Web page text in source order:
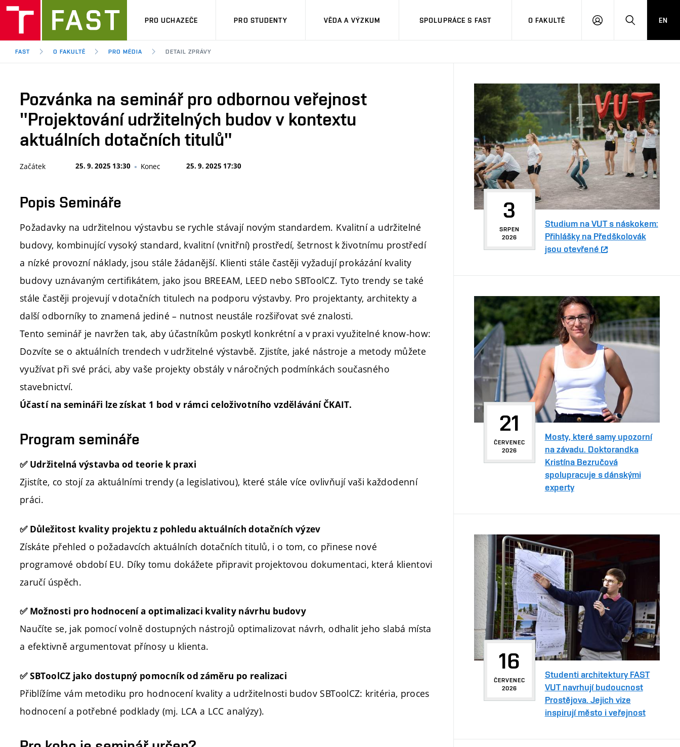
PRO UCHAZEČE PRO STUDENTY VĚDA A VÝZKUM SPOLUPRÁCE S FAST O FAKULTĚ
PŘIHLÁSITHLEDAT
EN
FAST O FAKULTĚ PRO MÉDIA DETAIL ZPRÁVY
Pozvánka na seminář pro odbornou veřejnost
"Projektování udržitelných budov v kontextu
aktuálních dotačních titulů"
Začátek 25. 9. 2025 13:30 Konec 25. 9. 2025 17:30
Popis Semináře
Požadavky na udržitelnou výstavbu se rychle stávají novým standardem. Kvalitní a udržitelné
budovy, kombinující vysoký standard, kvalitní (vnitřní) prostředí, šetrnost k životnímu prostředí
a nízké provozní náklady, jsou stále žádanější. Klienti stále častěji vyžadují prokázání kvality
budovy uznávaným certifikátem, jako jsou BREEAM, LEED nebo SBToolCZ. Tyto trendy se také
stále častěji projevují v dotačních titulech na podporu výstavby. Pro projektanty, architekty a
další odborníky to znamená jediné – nutnost neustále rozšiřovat své znalosti.
Tento seminář je navržen tak, aby účastníkům poskytl konkrétní a v praxi využitelné know-how:
Dozvíte se o aktuálních trendech v udržitelné výstavbě. Zjistíte, jaké nástroje a metody můžete
využívat při své práci, aby vaše projekty obstály v náročných podmínkách současného
stavebnictví.
Účastí na semináři lze získat 1 bod v rámci celoživotního vzdělávání ČKAIT.
Program semináře
✅Udržitelná výstavba od teorie k praxi
Zjistíte, co stojí za aktuálními trendy (a legislativou), které stále více ovlivňují vaši každodenní
práci.
✅Důležitost kvality projektu z pohledu aktuálních dotačních výzev
Získáte přehled o požadavcích aktuálních dotačních titulů, i o tom, co přinese nové
programové období EU. Díky tomu dokážete připravit projektovou dokumentaci, která klientovi
zaručí úspěch.
✅Možnosti pro hodnocení a optimalizaci kvality návrhu budovy
Naučíte se, jak pomocí volně dostupných nástrojů optimalizovat návrh, odhalit jeho slabá místa
a efektivně argumentovat přínosy u klienta.
✅SBToolCZ jako dostupný pomocník od záměru po realizaci
Přiblížíme vám metodiku pro hodnocení kvality a udržitelnosti budov SBToolCZ: kritéria, proces
hodnocení a potřebné podklady (mj. LCA a LCC analýzy).
3
SRPEN
2026
Studium na VUT s náskokem:
Přihlášky na Předškolovák
jsou otevřené
21
ČERVENEC
2026
Mosty, které samy upozorní
na závadu. Doktorandka
Kristína Bezručová
spolupracuje s dánskými
experty
16
ČERVENEC
2026
Studenti architektury FAST
VUT navrhují budoucnost
Prostějova. Jejich vize
inspirují město i veřejnost